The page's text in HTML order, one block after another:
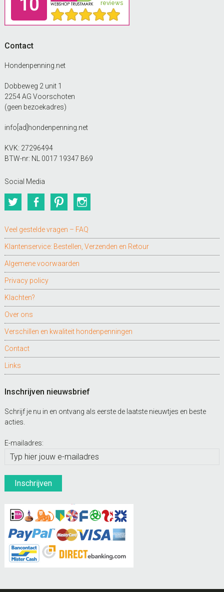
Contact
Hondenpenning.net
Dobbeweg 2 unit 1
2254 AG Voorschoten
(geen bezoekadres)
info[ad]hondenpenning.net
KVK: 27296494
BTW-nr: NL 0017 19347 B69
Social Media
TwitterFacebookPinterest
Veel gestelde vragen – FAQ
Klantenservice: Bestellen, Verzenden en Retour
Algemene voorwaarden
Privacy policy
Klachten?
Over ons
Verschillen en kwaliteit hondenpenningen
Contact
Links
Inschrijven nieuwsbrief
Schrijf je nu in en ontvang als eerste de laatste nieuwtjes en beste
acties.
E-mailadres: